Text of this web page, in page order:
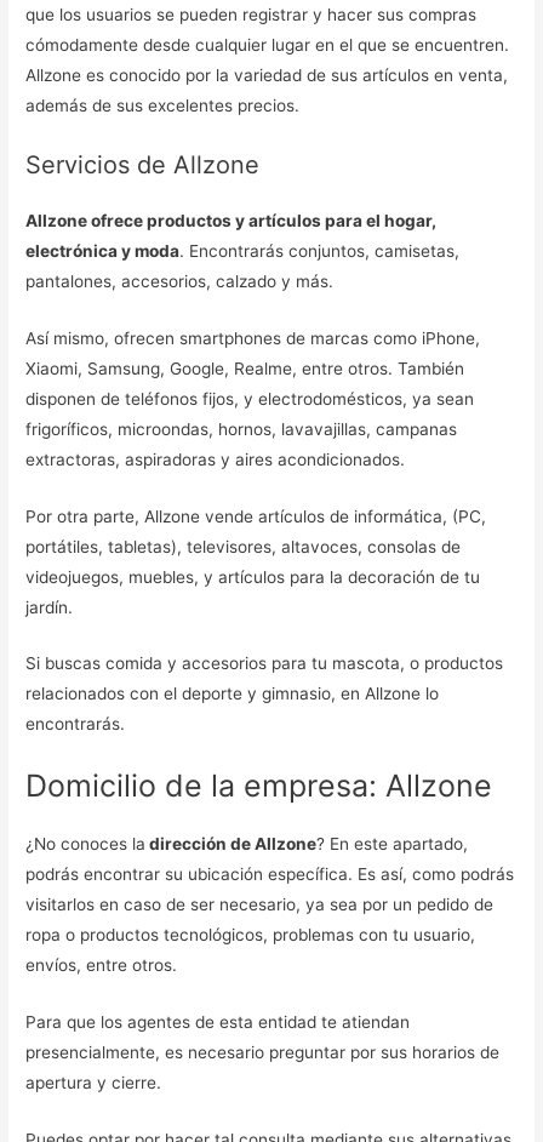
que los usuarios se pueden registrar y hacer sus compras
cómodamente desde cualquier lugar en el que se encuentren.
Allzone es conocido por la variedad de sus artículos en venta,
además de sus excelentes precios.
Servicios de Allzone
Allzone ofrece productos y artículos para el hogar,
electrónica y moda. Encontrarás conjuntos, camisetas,
pantalones, accesorios, calzado y más.
Así mismo, ofrecen smartphones de marcas como iPhone,
Xiaomi, Samsung, Google, Realme, entre otros. También
disponen de teléfonos fijos, y electrodomésticos, ya sean
frigoríficos, microondas, hornos, lavavajillas, campanas
extractoras, aspiradoras y aires acondicionados.
Por otra parte, Allzone vende artículos de informática, (PC,
portátiles, tabletas), televisores, altavoces, consolas de
videojuegos, muebles, y artículos para la decoración de tu
jardín.
Si buscas comida y accesorios para tu mascota, o productos
relacionados con el deporte y gimnasio, en Allzone lo
encontrarás.
Domicilio de la empresa: Allzone
¿No conoces la dirección de Allzone? En este apartado,
podrás encontrar su ubicación específica. Es así, como podrás
visitarlos en caso de ser necesario, ya sea por un pedido de
ropa o productos tecnológicos, problemas con tu usuario,
envíos, entre otros.
Para que los agentes de esta entidad te atiendan
presencialmente, es necesario preguntar por sus horarios de
apertura y cierre.